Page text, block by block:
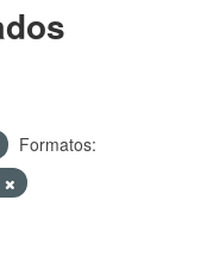
Formatos: